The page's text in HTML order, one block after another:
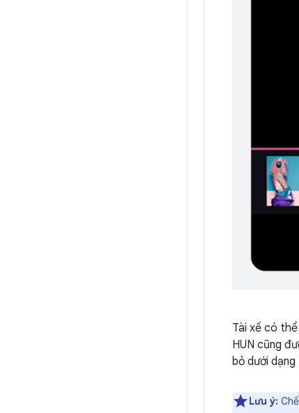
Tài xế có
HUN cũng
bỏ dưới dạng
Lưu ý: